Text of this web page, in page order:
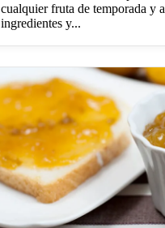
cualquier fruta de temporada y
ingredientes y...